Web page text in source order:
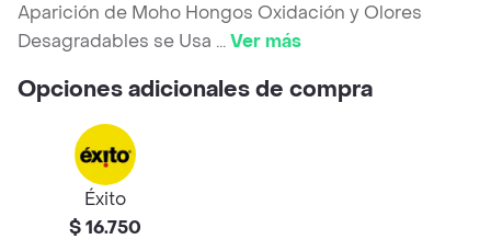
Aparición de Moho Hongos Oxidación y Olores
Desagradables se Usa ...Ver más
Opciones adicionales de compra
Éxito
$ 16.750